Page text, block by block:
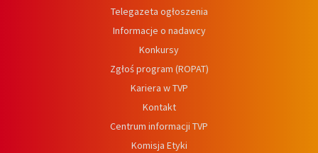
Telegazeta ogłoszenia
Informacje o nadawcy
Konkursy
Zgłoś program (ROPAT)
Kariera w TVP
Kontakt
Centrum informacji TVP
Komisja Etyki